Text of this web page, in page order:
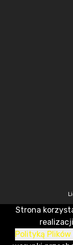
CMS & Hosting: Nefeni Sp.
Strona
Polityką Plików